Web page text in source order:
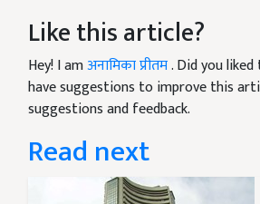
Like this article?
Hey! I amअनामिका प्रीतम. Did you
have suggestions to improve this
suggestions and feedback.
Read next